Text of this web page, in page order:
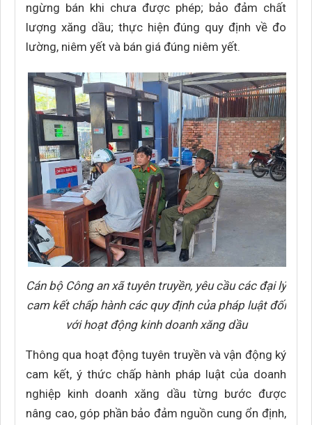
ngừng bán khi chưa được phép; bảo đảm chất
lượng xăng dầu; thực hiện đúng quy định về đo
lường, niêm yết và bán giá đúng niêm yết.
Cán bộ Công an xã tuyên truyền, yêu cầu các đại lý
cam kết chấp hành các quy định của pháp luật đối
với hoạt động kinh doanh xăng dầu
Thông qua hoạt động tuyên truyền và vận động ký
cam kết, ý thức chấp hành pháp luật của doanh
nghiệp kinh doanh xăng dầu từng bước được
nâng cao, góp phần bảo đảm nguồn cung ổn định,